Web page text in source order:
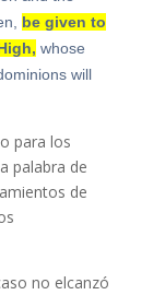
be given to
whose
will
para los
palabra de
de
no elcanzó